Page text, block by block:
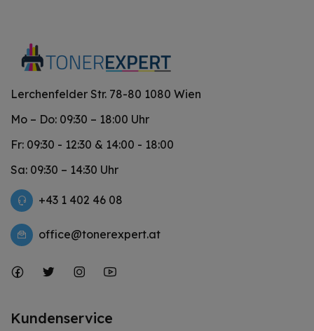
Lerchenfelder Str. 78-80 1080 Wien
Mo – Do: 09:30 – 18:00 Uhr
Fr: 09:30 - 12:30 & 14:00 - 18:00
Sa: 09:30 – 14:30 Uhr
+43 1 402 46 08
office@tonerexpert.at
Kundenservice